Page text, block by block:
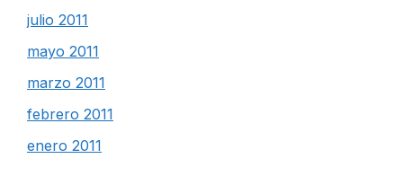
julio 2011
mayo 2011
marzo 2011
febrero 2011
enero 2011